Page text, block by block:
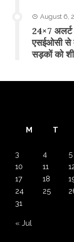
August 6,
24×7
एसईओसी से
सड़कों को
M
T
3
4 5
10
11
17
18
24
25
31
« Jul